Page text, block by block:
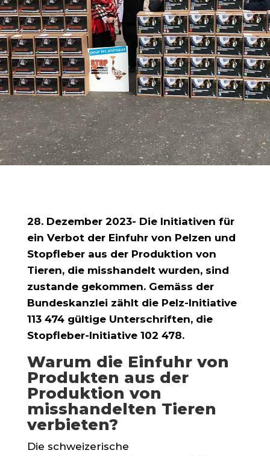
28. Dezember 2023- Die Initiativen für
ein Verbot der Einfuhr von Pelzen und
Stopfleber aus der Produktion von
Tieren, die misshandelt wurden, sind
zustande gekommen. Gemäss der
Bundeskanzlei zählt die Pelz-Initiative
113 474 gültige Unterschriften, die
Stopfleber-Initiative 102 478.
Warum die Einfuhr von
Produkten aus der
Produktion von
misshandelten Tieren
verbieten?
Die schweizerische